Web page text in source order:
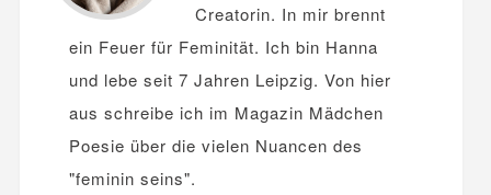
Creatorin. In mir brennt
ein Feuer für Feminität. Ich bin Hanna
und lebe seit 7 Jahren Leipzig. Von hier
aus schreibe ich im Magazin Mädchen
Poesie über die vielen Nuancen des
"feminin seins".